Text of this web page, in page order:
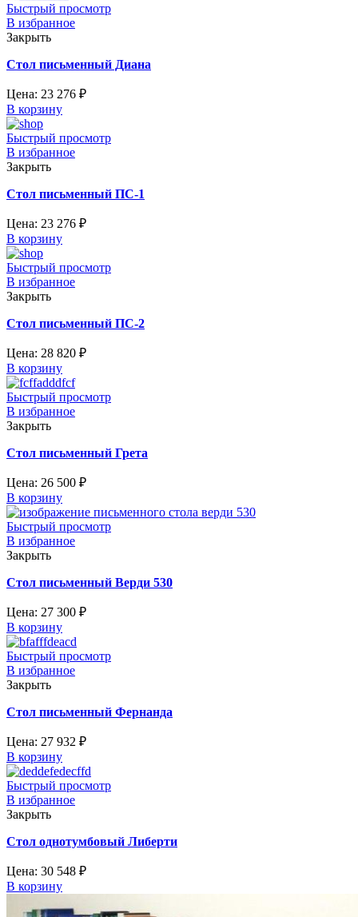
Быстрый просмотр
В избранное
Закрыть
Стол письменный Диана
Цена: 23 276 ₽
В корзину
Быстрый просмотр
В избранное
Закрыть
Стол письменный ПС-1
Цена: 23 276 ₽
В корзину
Быстрый просмотр
В избранное
Закрыть
Стол письменный ПС-2
Цена: 28 820 ₽
В корзину
Быстрый просмотр
В избранное
Закрыть
Стол письменный Грета
Цена: 26 500 ₽
В корзину
Быстрый просмотр
В избранное
Закрыть
Стол письменный Верди 530
Цена: 27 300 ₽
В корзину
Быстрый просмотр
В избранное
Закрыть
Стол письменный Фернанда
Цена: 27 932 ₽
В корзину
Быстрый просмотр
В избранное
Закрыть
Стол однотумбовый Либерти
Цена: 30 548 ₽
В корзину